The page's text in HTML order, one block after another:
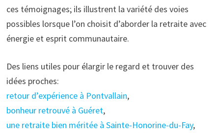
ces témoignages; ils illustrent la variété des voies
possibles lorsque l’on choisit d’aborder la retraite avec
énergie et esprit communautaire.
Des liens utiles pour élargir le regard et trouver des
idées proches:
retour d’expérience à Pontvallain,
bonheur retrouvé à Guéret,
une retraite bien méritée à Sainte-Honorine-du-Fay,